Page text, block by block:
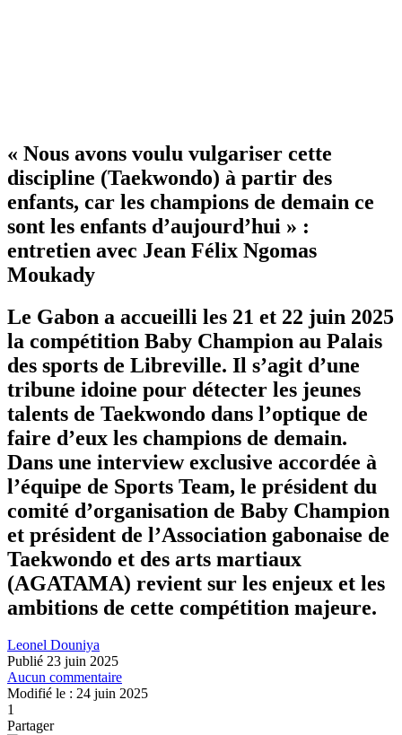
« Nous avons voulu vulgariser cette
discipline (Taekwondo) à partir des
enfants, car les champions de demain ce
sont les enfants d’aujourd’hui » :
entretien avec Jean Félix Ngomas
Moukady
Le Gabon a accueilli les 21 et 22 juin 2025
la compétition Baby Champion au Palais
des sports de Libreville. Il s’agit d’une
tribune idoine pour détecter les jeunes
talents de Taekwondo dans l’optique de
faire d’eux les champions de demain.
Dans une interview exclusive accordée à
l’équipe de Sports Team, le président du
comité d’organisation de Baby Champion
et président de l’Association gabonaise de
Taekwondo et des arts martiaux
(AGATAMA) revient sur les enjeux et les
ambitions de cette compétition majeure.
Leonel Douniya
Publié 23 juin 2025
Aucun commentaire
Modifié le : 24 juin 2025
1
Partager